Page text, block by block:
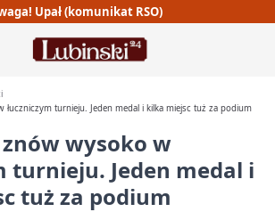
Upał (komunikat RSO)
łuczniczym turnieju. Jeden medal i kilka miejsc tuż za podium
wysoko w
turnieju. Jeden medal i
tuż za podium